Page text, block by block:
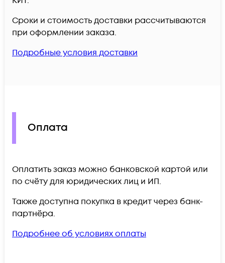
Сроки и стоимость доставки рассчитываются
при оформлении заказа.
Подробные условия доставки
Оплата
Оплатить заказ можно банковской картой или
по счёту для юридических лиц и ИП.
Также доступна покупка в кредит через банк-
партнёра.
Подробнее об условиях оплаты